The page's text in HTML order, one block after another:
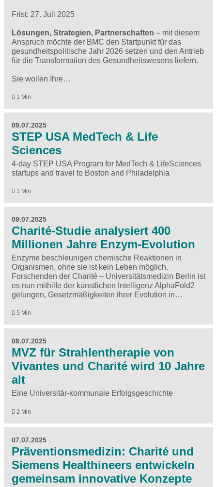
Frist: 27. Juli 2025
Lösungen, Strategien, Partnerschaften – mit diesem
Anspruch möchte der BMC den Startpunkt für das
gesundheitspolitische Jahr 2026 setzen und den Antrieb
für die Transformation des Gesundheitswesens liefern.
Sie wollen Ihre…
1 Min
09.07.2025
STEP USA MedTech & Life
Sciences
4-day STEP USA Program for MedTech & LifeSciences
startups and travel to Boston and Philadelphia
1 Min
09.07.2025
Charité-Studie analysiert 400
Millionen Jahre Enzym-Evolution
Enzyme beschleunigen chemische Reaktionen in
Organismen, ohne sie ist kein Leben möglich.
Forschenden der Charité – Universitätsmedizin Berlin ist
es nun mithilfe der künstlichen Intelligenz AlphaFold2
gelungen, Gesetzmäßigkeiten ihrer Evolution in…
5 Min
08.07.2025
MVZ für Strahlentherapie von
Vivantes und Charité wird 10 Jahre
alt
Eine Universitär-kommunale Erfolgsgeschichte
2 Min
07.07.2025
Präventionsmedizin: Charité und
Siemens Healthineers entwickeln
gemeinsam innovative Konzepte